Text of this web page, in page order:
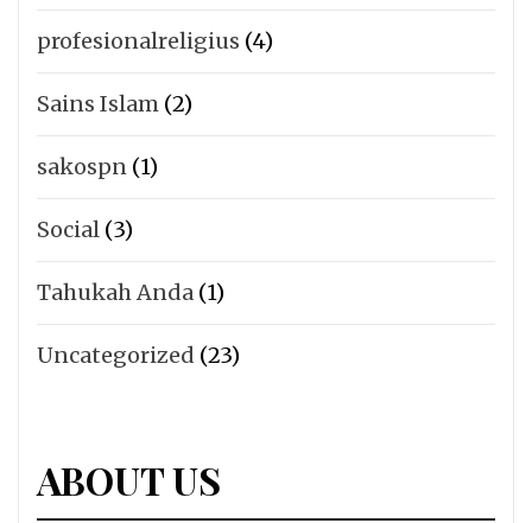
profesionalreligius (4)
Sains Islam (2)
sakospn (1)
Social (3)
Tahukah Anda (1)
Uncategorized (23)
ABOUT US